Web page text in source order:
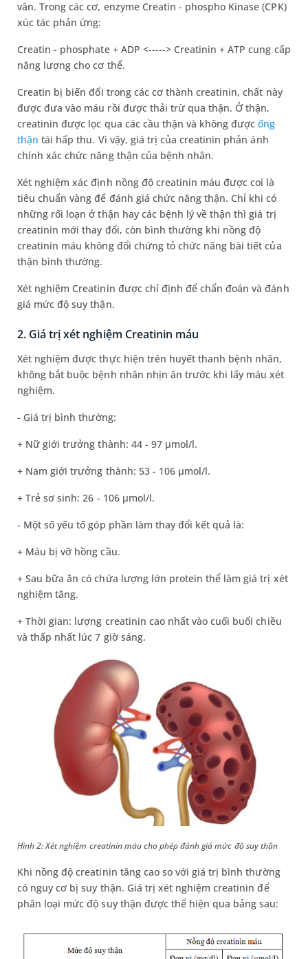
vân. Trong các cơ, enzyme Creatin - phospho Kinase (CPK)
xúc tác phản ứng:
Creatin - phosphate + ADP <-----> Creatinin + ATP cung cấp
năng lượng cho cơ thể.
Creatin bị biến đổi trong các cơ thành creatinin, chất này
được đưa vào máu rồi được thải trừ qua thận. Ở thận,
creatinin được lọc qua các cầu thận và không đượcống
thận tái hấp thu. Vì vậy, giá trị của creatinin phản ánh
chính xác chức năng thận của bệnh nhân.
Xét nghiệm xác định nồng độ creatinin máu được coi là
tiêu chuẩn vàng để đánh giá chức năng thận. Chỉ khi có
những rối loạn ở thận hay các bệnh lý về thận thì giá trị
creatinin mới thay đổi, còn bình thường khi nồng độ
creatinin máu không đổi chứng tỏ chức năng bài tiết của
thận bình thường.
Xét nghiệm Creatinin được chỉ định để chẩn đoán và đánh
giá mức độ suy thận.
2. Giá trị xét nghiệm Creatinin máu
Xét nghiệm được thực hiện trên huyết thanh bệnh nhân,
không bắt buộc bệnh nhân nhịn ăn trước khi lấy máu xét
nghiệm.
- Giá trị bình thường:
+ Nữ giới trưởng thành: 44 - 97 µmol/l.
+ Nam giới trưởng thành: 53 - 106 µmol/l.
+ Trẻ sơ sinh: 26 - 106 µmol/l.
- Một số yếu tố góp phần làm thay đổi kết quả là:
+ Máu bị vỡ hồng cầu.
+ Sau bữa ăn có chứa lượng lớn protein thể làm giá trị xét
nghiệm tăng.
+ Thời gian: lượng creatinin cao nhất vào cuối buổi chiều
và thấp nhất lúc 7 giờ sáng.
Hình 2: Xét nghiệm creatinin máu cho phép đánh giá mức độ suy thận
Khi nồng độ creatinin tăng cao so với giá trị bình thường
có nguy cơ bị suy thận. Giá trị xét nghiệm creatinin để
phân loại mức độ suy thận được thể hiện qua bảng sau: